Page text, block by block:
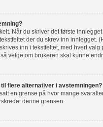
Når du skriver det første
der du skrev inn innlegget.
inn i tekstfeltet, med hvert
velge om brukeren skal kunne
flere alternativer i avstemningen?
en grense på hvor mange
denne grensen.